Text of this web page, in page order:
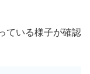
ている様子が確認